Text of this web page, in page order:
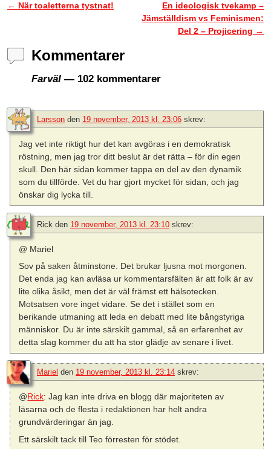
Inläggsnavigering
← När toaletterna tystnat!
En ideologisk tvekamp –
Jämställdism vs Feminismen:
Del 2 – Projicering →
Kommentarer
Farväl — 102 kommentarer
Larsson den 19 november, 2013 kl. 23:06 skrev:
Jag vet inte riktigt hur det kan avgöras i en demokratisk
röstning, men jag tror ditt beslut är det rätta – för din egen
skull. Den här sidan kommer tappa en del av den dynamik
som du tillförde. Vet du har gjort mycket för sidan, och jag
önskar dig lycka till.
Rick den 19 november, 2013 kl. 23:10 skrev:
@ Mariel
Sov på saken åtminstone. Det brukar ljusna mot morgonen.
Det enda jag kan avläsa ur kommentarsfälten är att folk är av
lite olika åsikt, men det är väl främst ett hälsotecken.
Motsatsen vore inget vidare. Se det i stället som en
berikande utmaning att leda en debatt med lite bångstyriga
människor. Du är inte särskilt gammal, så en erfarenhet av
detta slag kommer du att ha stor glädje av senare i livet.
Mariel den 19 november, 2013 kl. 23:14 skrev:
@Rick: Jag kan inte driva en blogg där majoriteten av
läsarna och de flesta i redaktionen har helt andra
grundvärderingar än jag.
Ett särskilt tack till Teo förresten för stödet.